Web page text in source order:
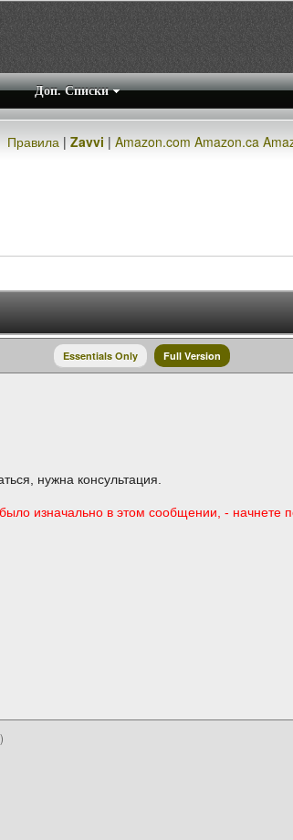
Доп. Списки
Правила |Zavvi |Amazon.com Amazon.ca
Essentials Only Full Version
нужна консультация.
изначально в этом сообщении, - начнете
)